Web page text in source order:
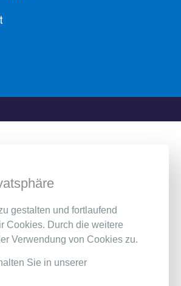
gestalten und fortlaufend
Cookies. Durch die weitere
Verwendung von Cookies zu.
Sie in unserer